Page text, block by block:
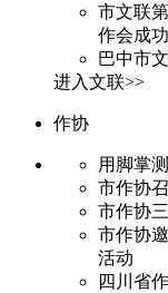
市文联
作会成
巴中市
进入文联>>
作协
用脚掌
市作协
市作协
市作协
活动
四川省